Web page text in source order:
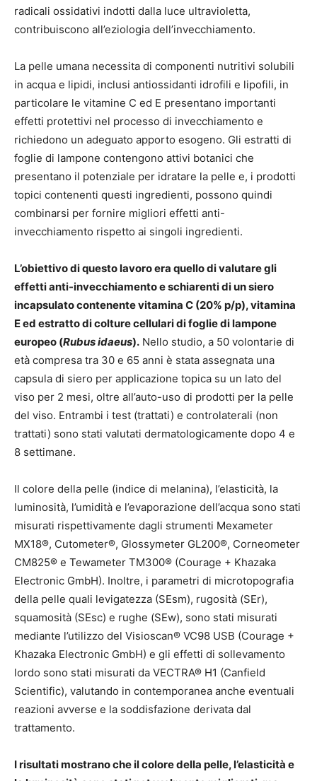
radicali ossidativi indotti dalla luce ultravioletta,
contribuiscono all’eziologia dell’invecchiamento.
La pelle umana necessita di componenti nutritivi solubili
in acqua e lipidi, inclusi antiossidanti idrofili e lipofili, in
particolare le vitamine C ed E presentano importanti
effetti protettivi nel processo di invecchiamento e
richiedono un adeguato apporto esogeno. Gli estratti di
foglie di lampone contengono attivi botanici che
presentano il potenziale per idratare la pelle e, i prodotti
topici contenenti questi ingredienti, possono quindi
combinarsi per fornire migliori effetti anti-
invecchiamento rispetto ai singoli ingredienti.
L’obiettivo di questo lavoro era quello di valutare gli
effetti anti-invecchiamento e schiarenti di un siero
incapsulato contenente vitamina C (20% p/p), vitamina
E ed estratto di colture cellulari di foglie di lampone
europeo (Rubus idaeus). Nello studio, a 50 volontarie di
età compresa tra 30 e 65 anni è stata assegnata una
capsula di siero per applicazione topica su un lato del
viso per 2 mesi, oltre all’auto-uso di prodotti per la pelle
del viso. Entrambi i test (trattati) e controlaterali (non
trattati) sono stati valutati dermatologicamente dopo 4 e
8 settimane.
Il colore della pelle (indice di melanina), l’elasticità, la
luminosità, l’umidità e l’evaporazione dell’acqua sono stati
misurati rispettivamente dagli strumenti Mexameter
MX18®, Cutometer®, Glossymeter GL200®, Corneometer
CM825® e Tewameter TM300® (Courage + Khazaka
Electronic GmbH). Inoltre, i parametri di microtopografia
della pelle quali levigatezza (SEsm), rugosità (SEr),
squamosità (SEsc) e rughe (SEw), sono stati misurati
mediante l’utilizzo del Visioscan® VC98 USB (Courage +
Khazaka Electronic GmbH) e gli effetti di sollevamento
lordo sono stati misurati da VECTRA® H1 (Canfield
Scientific), valutando in contemporanea anche eventuali
reazioni avverse e la soddisfazione derivata dal
trattamento.
I risultati mostrano che il colore della pelle, l’elasticità e